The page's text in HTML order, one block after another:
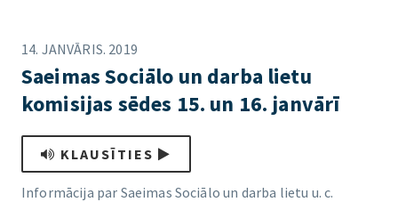
14. JANVĀRIS. 2019
Saeimas Sociālo un darba lietu
komisijas sēdes 15. un 16. janvārī
KLAUSĪTIES
Informācija par Saeimas Sociālo un darba lietu u. c.